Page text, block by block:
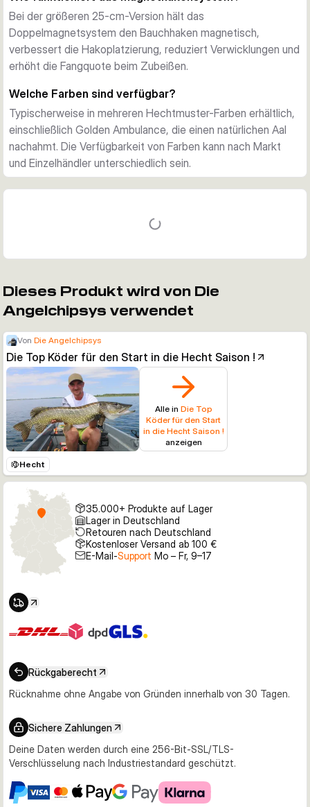
25 cm / 109 g: Vollständiger Raubfischmagnet für größere
Gewässer
Das hintere Hakengelenk ermöglicht effektives Fischen
durch Kraut und im flachen Wasser ohne Leistungseinbußen.
Spezifikationen
Langsam sinkend, läuft bis 1,8 m tief. Mit Wettkampf-
Qualitäts-Haken und Komponenten, austauschbaren
Schwanzoptionen und Korkenzieher-Schwanzaction.
Bei der größeren 25-cm-Version hält das
Doppelmagnetsystem den Bauchhaken magnetisch,
verbessert die Hakoplatzierung, reduziert Verwicklungen und
erhöht die Fangquote beim Zubeißen.
Welche Farben sind verfügbar?
Typischerweise in mehreren Hechtmuster-Farben erhältlich,
einschließlich Golden Ambulance, die einen natürlichen Aal
nachahmt. Die Verfügbarkeit von Farben kann nach Markt
und Einzelhändler unterschiedlich sein.
Dieses Produkt wird von Die
Angelchipsys verwendet
Von Die Angelchipsys
Die Top Köder für den Start in die Hecht Saison !
Alle in Die Top
Köder für den Start
in die Hecht Saison !
anzeigen
Hecht
35.000+ Produkte auf Lager
Lager in Deutschland
Retouren nach Deutschland
Kostenloser Versand ab 100 €
E-Mail-Support Mo – Fr, 9–17
Rückgaberecht
Rücknahme ohne Angabe von Gründen innerhalb von 30 Tagen.
Sichere Zahlungen
Deine Daten werden durch eine 256-Bit-SSL/TLS-
Verschlüsselung nach Industriestandard geschützt.